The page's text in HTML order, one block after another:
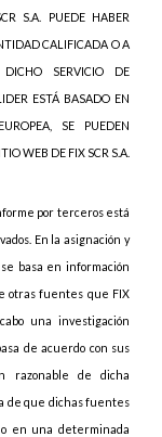
S.A. PUEDE HABER
CALIFICADA O A
DICHO SERVICIO DE
ESTÁ BASADO EN
SE PUEDEN
WEB DE FIX SCR S.A.
por terceros está
En la asignación y
basa en información
otras fuentes que FIX
una investigación
de acuerdo con sus
razonable de dicha
de que dichas fuentes
en una determinada